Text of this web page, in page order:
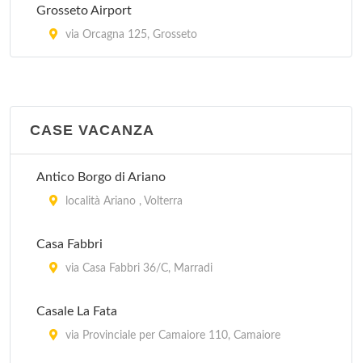
Grosseto Airport
via Orcagna 125, Grosseto
CASE VACANZA
Antico Borgo di Ariano
località Ariano , Volterra
Casa Fabbri
via Casa Fabbri 36/C, Marradi
Casale La Fata
via Provinciale per Camaiore 110, Camaiore